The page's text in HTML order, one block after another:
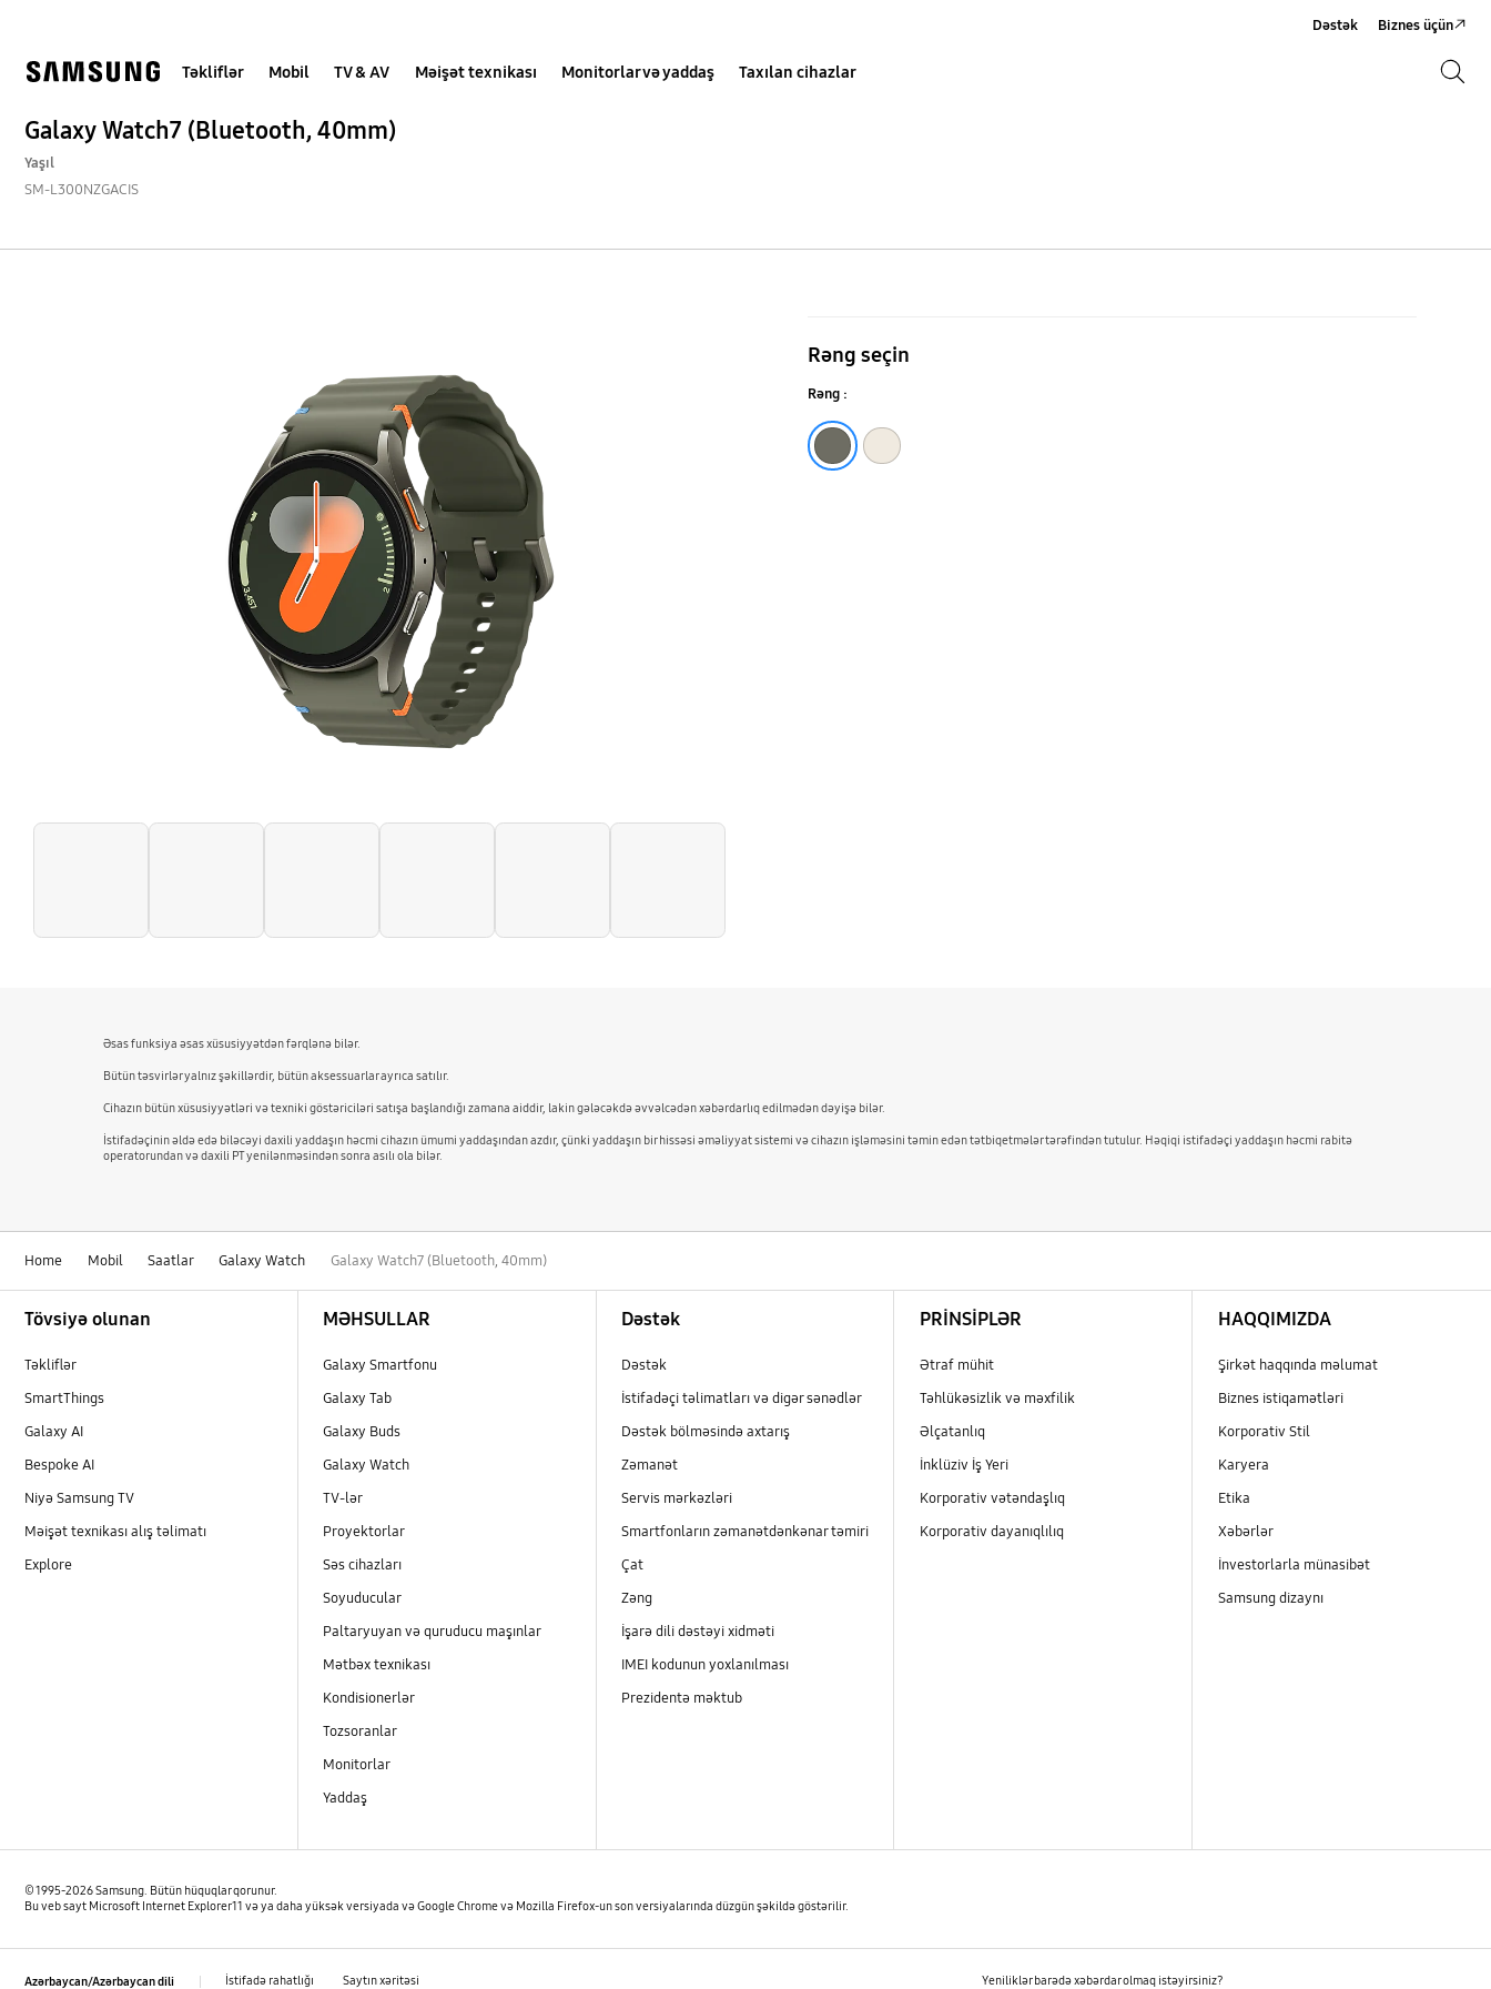
help
Təkliflər Mobil TV & AV Məişət texnikası Monitorlar və yaddaş Taxılan cihazlar
Dəstək Biznes üçün
Galaxy Watch7 (Bluetooth, 40mm)
Yaşıl
SM-L300NZGACIS
(Bluetooth,
40mm)
Rəng seçin
Rəng :
Əsas funksiya əsas xüsusiyyətdən fərqlənə bilər.
Bütün təsvirlər yalnız şəkillərdir, bütün aksessuarlar ayrıca satılır.
Cihazın bütün xüsusiyyətləri və texniki göstəriciləri satışa başlandığı zamana aiddir, lakin gələcəkdə əvvəlcədən xəbərdarlıq edilmədən dəyişə bilər.
İstifadəçinin əldə edə biləcəyi daxili yaddaşın həcmi cihazın ümumi yaddaşından azdır, çünki yaddaşın bir hissəsi əməliyyat sistemi və cihazın işləməsini təmin edən tətbiqetmələr tərəfindən tutulur. Həqiqi istifadəçi yaddaşın həcmi rabitə
operatorundan və daxili PT yenilənməsindən sonra asılı ola bilər.
Home Mobil Saatlar Galaxy Watch Galaxy Watch7 (Bluetooth, 40mm)
Tövsiyə olunan
Təkliflər
SmartThings
Galaxy AI
Bespoke AI
Niyə Samsung TV
Məişət texnikası alış təlimatı
Explore
MƏHSULLAR
Galaxy Smartfonu
Galaxy Tab
Galaxy Buds
Galaxy Watch
TV-lər
Proyektorlar
Səs cihazları
Soyuducular
Paltaryuyan və quruducu maşınlar
Mətbəx texnikası
Kondisionerlər
Tozsoranlar
Monitorlar
Yaddaş
Dəstək
Dəstək
İstifadəçi təlimatları və digər sənədlər
Dəstək bölməsində axtarış
Zəmanət
Servis mərkəzləri
Smartfonların zəmanətdənkənar təmiri
Çat
Zəng
İşarə dili dəstəyi xidməti
IMEI kodunun yoxlanılması
Prezidentə məktub
PRİNSİPLƏR
Ətraf mühit
Təhlükəsizlik və məxfilik
Əlçatanlıq
İnklüziv İş Yeri
Korporativ vətəndaşlıq
Korporativ dayanıqlılıq
HAQQIMIZDA
Şirkət haqqında məlumat
Biznes istiqamətləri
Korporativ Stil
Karyera
Etika
Xəbərlər
İnvestorlarla münasibət
Samsung dizaynı
© 1995-2026 Samsung. Bütün hüquqlar qorunur.
Bu veb sayt Microsoft Internet Explorer 11 və ya daha yüksək versiyada və Google Chrome və Mozilla Firefox-un son versiyalarında düzgün şəkildə göstərilir.
Azərbaycan/Azərbaycan dili İstifadə rahatlığı Saytın xəritəsi Yeniliklər barədə xəbərdar olmaq istəyirsiniz?